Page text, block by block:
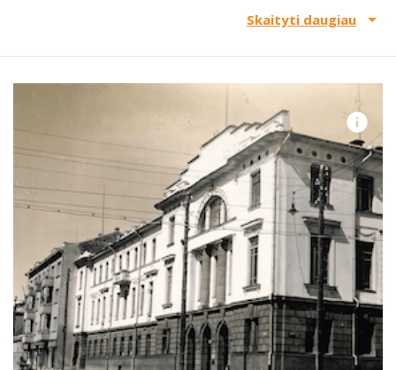
Skaityti daugiau